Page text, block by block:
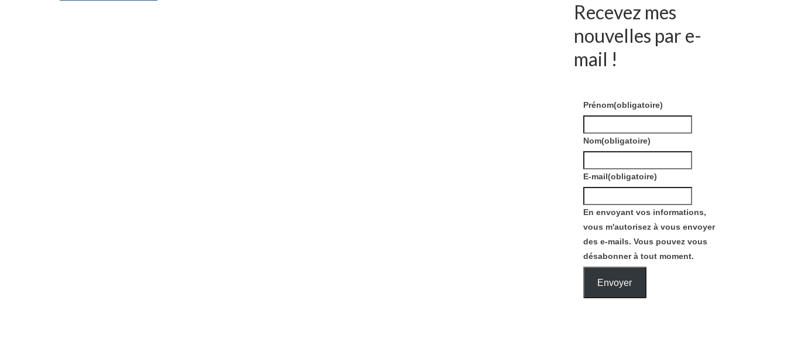
Recevez mes
nouvelles par e-
mail !
Prénom(obligatoire)
Nom(obligatoire)
E-mail(obligatoire)
En envoyant vos informations,
vous m'autorisez à vous envoyer
des e-mails. Vous pouvez vous
désabonner à tout moment.
Envoyer